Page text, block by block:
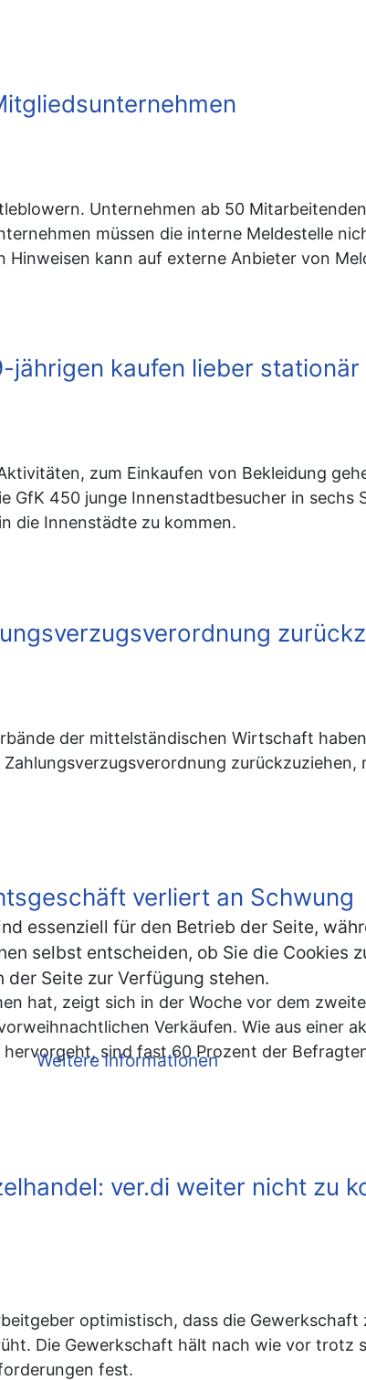
Unternehmen ab 50
müssen die interne Meldestelle
kann auf externe Anbieter von
jährigen kaufen lieber stationär
zum Einkaufen von Bekleidung
GfK 450 junge Innenstadtbesucher in
die Innenstädte zu kommen.
der mittelständischen Wirtschaft
zurückzuziehen,
verliert an Schwung
hat, zeigt sich in der Woche vor dem
Verkäufen. Wie aus einer
sind fast 60 Prozent der
ver.di weiter nicht zu
optimistisch, dass die
Die Gewerkschaft hält nach wie vor
fest.
essenziell für den Betrieb der Seite,
selbst entscheiden, ob Sie die Cookies
Seite zur Verfügung stehen.
Weitere Informationen